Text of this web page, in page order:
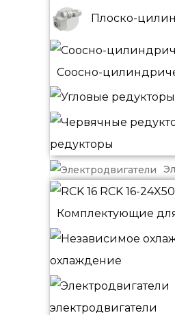
Плоско-
Соосно-
редукторы
Комплектующие
охлаждение
электродвигатели